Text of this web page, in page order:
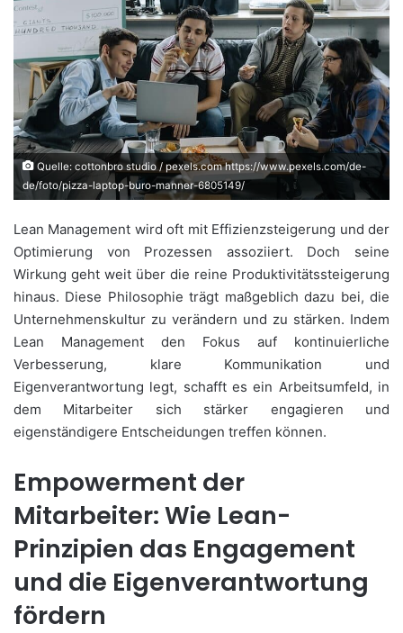
Quelle: cottonbro studio / pexels.com https://www.pexels.com/de-
de/foto/pizza-laptop-buro-manner-6805149/
Lean Management wird oft mit Effizienzsteigerung und der
Optimierung von Prozessen assoziiert. Doch seine
Wirkung geht weit über die reine Produktivitätssteigerung
hinaus. Diese Philosophie trägt maßgeblich dazu bei, die
Unternehmenskultur zu verändern und zu stärken. Indem
Lean Management den Fokus auf kontinuierliche
Verbesserung, klare Kommunikation und
Eigenverantwortung legt, schafft es ein Arbeitsumfeld, in
dem Mitarbeiter sich stärker engagieren und
eigenständigere Entscheidungen treffen können.
Empowerment der
Mitarbeiter: Wie Lean-
Prinzipien das Engagement
und die Eigenverantwortung
fördern